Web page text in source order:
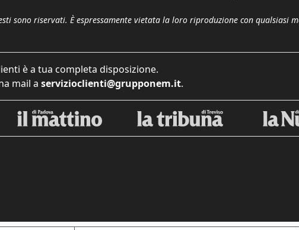
sono riservati. È espressamente vietata la loro riproduzione con qualsiasi
è a tua completa disposizione.
mail a servizioclienti@grupponem.it.